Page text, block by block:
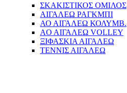
ΣΚΑΚΙΣΤΙΚΟΣ ΟΜΙΛΟΣ
ΑΙΓΑΛΕΩ ΡΑΓΚΜΠΙ
ΑΟ ΑΙΓΑΛΕΩ ΚΟΛΥΜΒ.
AO AIΓΑΛΕΩ VOLLEY
ΞΙΦΑΣΚΙΑ ΑΙΓΑΛΕΩ
ΤΕΝΝΙΣ ΑΙΓΑΛΕΩ